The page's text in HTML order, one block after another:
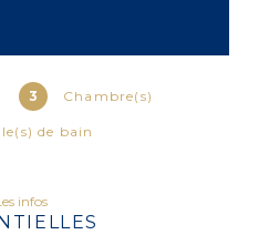
3 Chambre(s)
de bain
Les infos
un accès direct à une
13 m², trois verrières
la salle à
chambre.
gaz de ville,
3 m² pour isolation